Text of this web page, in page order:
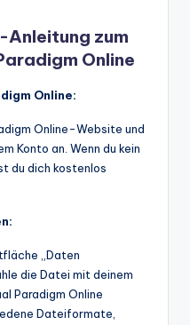
zum
Online
Online:
Online-Website und
Konto an. Wenn du kein
du dich kostenlos
„Daten
die Datei mit deinem
Paradigm Online
Dateiformate,